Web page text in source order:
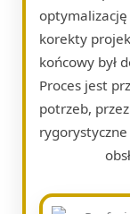
korekty
końcowy był
Proces jest
potrzeb,